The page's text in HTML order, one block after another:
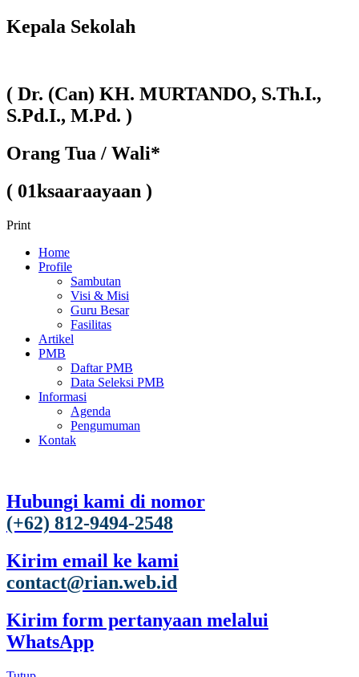
Kepala Sekolah
( Dr. (Can) KH. MURTANDO, S.Th.I.,
S.Pd.I., M.Pd. )
Orang Tua / Wali*
( 01ksaaraayaan )
Print
Home
Profile
Sambutan
Visi & Misi
Guru Besar
Fasilitas
Artikel
PMB
Daftar PMB
Data Seleksi PMB
Informasi
Agenda
Pengumuman
Kontak
Hubungi kami di nomor
(+62) 812-9494-2548
Kirim email ke kami
contact@rian.web.id
Kirim form pertanyaan melalui
WhatsApp